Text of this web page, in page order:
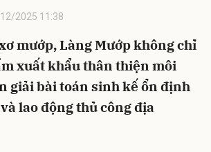
2025 11:38
mướp, Làng Mướp không chỉ
xuất khẩu thân thiện môi
giải bài toán sinh kế ổn định
lao động thủ công địa